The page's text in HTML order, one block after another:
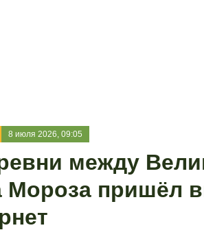
8 июля 2026, 09:05
между
Мороза пришёл